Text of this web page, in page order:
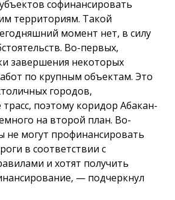
софинансировать
территориям. Такой
момент нет, в силу
Во-первых,
завершения некоторых
по крупным объектам. Это
городов,
трасс, поэтому коридор Абакан-
на второй план. Во-
не могут профинансировать
в соответствии с
и хотят получить
— подчеркнул